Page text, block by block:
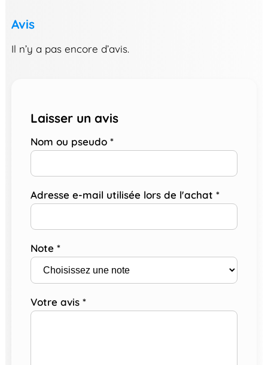
Avis
Il n’y a pas encore d’avis.
Laisser un avis
Nom ou pseudo *
Adresse e-mail utilisée lors de l'achat *
Note *
Votre avis *